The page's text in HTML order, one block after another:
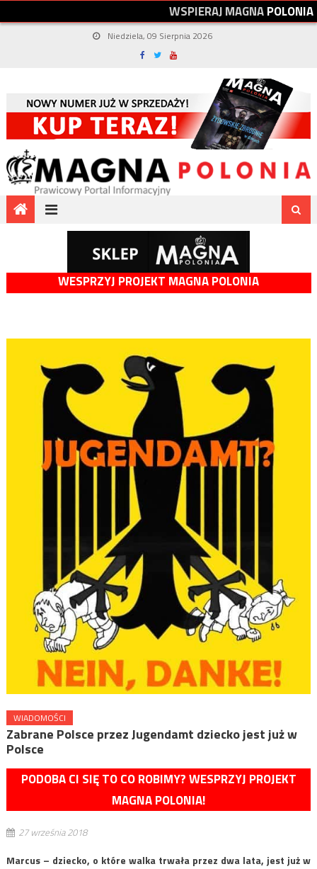
WSPIERAJMAGNAPOLONIA
Niedziela, 09 Sierpnia 2026
WESPRZYJ PROJEKT MAGNA POLONIA
WIADOMOŚCI
Zabrane Polsce przez Jugendamt dziecko jest już w
Polsce
PODOBA CI SIĘ TO CO ROBIMY? WESPRZYJ PROJEKT
MAGNA POLONIA!
27 września 2018
Marcus – dziecko, o które walka trwała przez dwa lata, jest już w